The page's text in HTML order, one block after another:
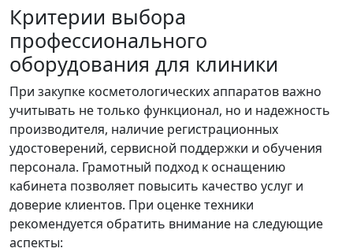
Критерии выбора
профессионального
оборудования для клиники
При закупке косметологических аппаратов важно
учитывать не только функционал, но и надежность
производителя, наличие регистрационных
удостоверений, сервисной поддержки и обучения
персонала. Грамотный подход к оснащению
кабинета позволяет повысить качество услуг и
доверие клиентов. При оценке техники
рекомендуется обратить внимание на следующие
аспекты: